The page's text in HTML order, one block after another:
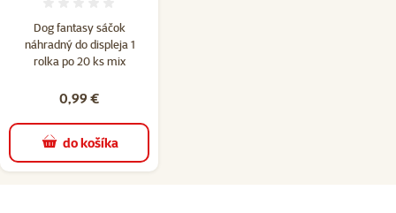
Dog fantasy sáčok
náhradný do displeja 1
rolka po 20 ks mix
0,99 €
do košíka